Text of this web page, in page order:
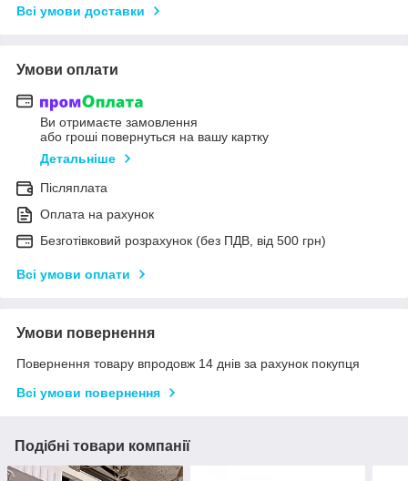
Всі умови доставки
Умови оплати
Ви отримаєте замовлення
або гроші повернуться на вашу картку
Детальніше
Післяплата
Оплата на рахунок
Безготівковий розрахунок (без ПДВ, від 500 грн)
Всі умови оплати
Умови повернення
Повернення товару впродовж 14 днів за рахунок покупця
Всі умови повернення
Подібні товари компанії